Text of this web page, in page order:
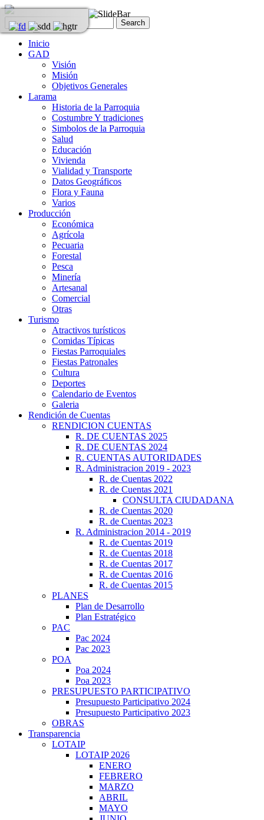
Inicio
GAD
Visión
Misión
Objetivos Generales
Larama
Historia de la Parroquia
Costumbre Y tradiciones
Simbolos de la Parroquia
Salud
Educación
Vivienda
Vialidad y Transporte
Datos Geográficos
Flora y Fauna
Varios
Producción
Económica
Agrícola
Pecuaria
Forestal
Pesca
Minería
Artesanal
Comercial
Otras
Turismo
Atractivos turísticos
Comidas Típicas
Fiestas Parroquiales
Fiestas Patronales
Cultura
Deportes
Calendario de Eventos
Galeria
Rendición de Cuentas
RENDICION CUENTAS
R. DE CUENTAS 2025
R. DE CUENTAS 2024
R. CUENTAS AUTORIDADES
R. Administracion 2019 - 2023
R. de Cuentas 2022
R. de Cuentas 2021
CONSULTA CIUDADANA
R. de Cuentas 2020
R. de Cuentas 2023
R. Administracion 2014 - 2019
R. de Cuentas 2019
R. de Cuentas 2018
R. de Cuentas 2017
R. de Cuentas 2016
R. de Cuentas 2015
PLANES
Plan de Desarrollo
Plan Estratégico
PAC
Pac 2024
Pac 2023
POA
Poa 2024
Poa 2023
PRESUPUESTO PARTICIPATIVO
Presupuesto Participativo 2024
Presupuesto Participativo 2023
OBRAS
Transparencia
LOTAIP
LOTAIP 2026
ENERO
FEBRERO
MARZO
ABRIL
MAYO